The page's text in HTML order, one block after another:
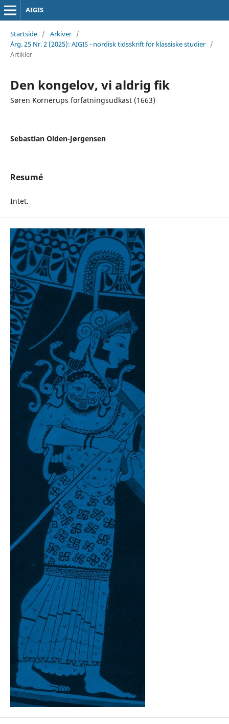
AIGIS
Startside / Arkiver /
Årg. 25 Nr. 2 (2025): AIGIS - nordisk tidsskrift for klassiske studier /
Artikler
Den kongelov, vi aldrig fik
Søren Kornerups forfatningsudkast (1663)
Sebastian Olden-Jørgensen
Resumé
Intet.